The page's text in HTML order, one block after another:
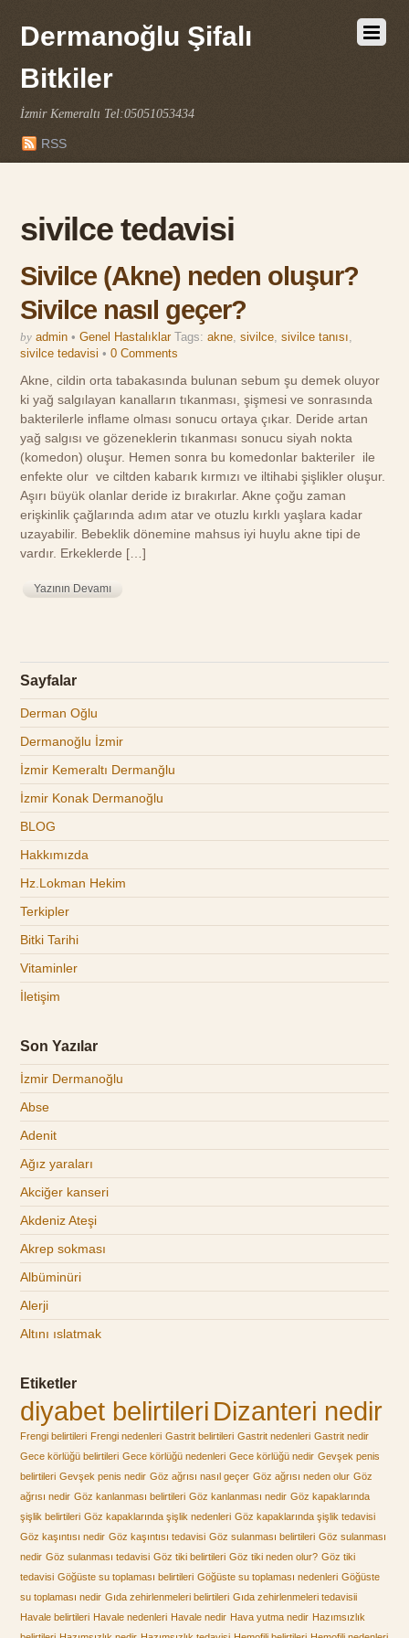
Dermanoğlu Şifalı
Bitkiler
İzmir Kemeraltı Tel:05051053434
RSS
sivilce tedavisi
Sivilce (Akne) neden oluşur?
Sivilce nasıl geçer?
by admin • Genel Hastalıklar Tags:akne,sivilce,sivilce tanısı,
sivilce tedavisi •0 Comments
Akne, cildin orta tabakasında bulunan sebum şu demek oluyor
ki yağ salgılayan kanalların tıkanması, şişmesi ve sonrasında
bakterilerle inflame olması sonucu ortaya çıkar. Deride artan
yağ salgısı ve gözeneklerin tıkanması sonucu siyah nokta
(komedon) oluşur. Hemen sonra bu komedonlar bakteriler ile
enfekte olur ve ciltden kabarık kırmızı ve iltihabi şişlikler oluşur.
Aşırı büyük olanlar deride iz bırakırlar. Akne çoğu zaman
erişkinlik çağlarında adım atar ve otuzlu kırklı yaşlara kadar
uzayabilir. Bebeklik dönemine mahsus iyi huylu akne tipi de
vardır. Erkeklerde […]
Yazının Devamı
Sayfalar
Derman Oğlu
Dermanoğlu İzmir
İzmir Kemeraltı Dermanğlu
İzmir Konak Dermanoğlu
BLOG
Hakkımızda
Hz.Lokman Hekim
Terkipler
Bitki Tarihi
Vitaminler
İletişim
Son Yazılar
İzmir Dermanoğlu
Abse
Adenit
Ağız yaraları
Akciğer kanseri
Akdeniz Ateşi
Akrep sokması
Albüminüri
Alerji
Altını ıslatmak
Etiketler
diyabet belirtileri Dizanteri nedir
Frengi belirtileri Frengi nedenleri Gastrit belirtileri Gastrit nedenleri Gastrit nedir
Gece körlüğü belirtileri Gece körlüğü nedenleri Gece körlüğü nedir Gevşek penis
belirtileri Gevşek penis nedir Göz ağrısı nasıl geçer Göz ağrısı neden olur Göz
ağrısı nedir Göz kanlanması belirtileri Göz kanlanması nedir Göz kapaklarında
şişlik belirtileri Göz kapaklarında şişlik nedenleri Göz kapaklarında şişlik tedavisi
Göz kaşıntısı nedir Göz kaşıntısı tedavisi Göz sulanması belirtileri Göz sulanması
nedir Göz sulanması tedavisi Göz tiki belirtileri Göz tiki neden olur? Göz tiki
tedavisi Göğüste su toplaması belirtileri Göğüste su toplaması nedenleri Göğüste
su toplaması nedir Gıda zehirlenmeleri belirtileri Gıda zehirlenmeleri tedavisii
Havale belirtileri Havale nedenleri Havale nedir Hava yutma nedir Hazımsızlık